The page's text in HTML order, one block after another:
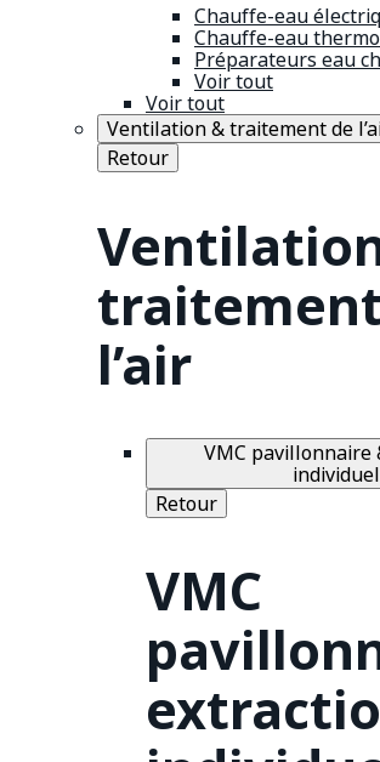
Chauffe-eau
Chauffe-eau
Préparateurs eau
Voir tout
Voir tout
Ventilation & traitement de
Retour
l’air
VMC pavillonnaire
Retour
VMC